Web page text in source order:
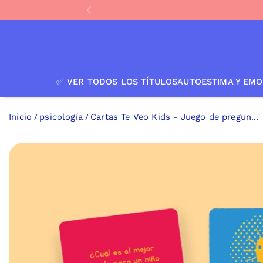
IR AL CONTENIDO
✅ VER TODOS LOS TÍTULOSAUTOESTIMA Y
Inicio psicología Cartas Te Veo Kids - Juego de pregun...